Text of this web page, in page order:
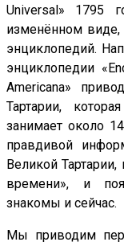
Universal» 1795
изменённом виде,
энциклопедий.
энциклопедии
Americana»
Тартарии,
занимает около
правдивой
Великой
времени», и
знакомы и сейчас.
Мы приводим